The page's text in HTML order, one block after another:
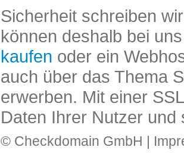
Sicherheit schreiben
können deshalb bei
kaufen oder ein
auch über das Thema
erwerben. Mit einer
Daten Ihrer Nutzer und
© Checkdomain GmbH |